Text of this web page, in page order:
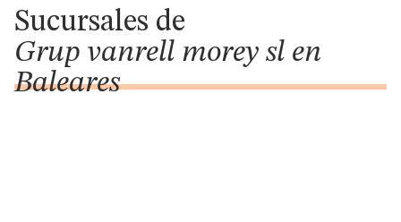
Sucursales de
Grup vanrell morey sl en
Baleares